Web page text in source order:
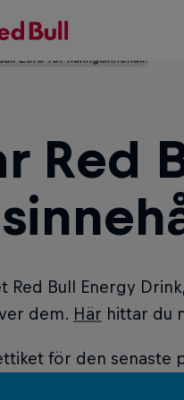
Zero för näringsinnehåll?
Red
Red Bull Energy
dem. Här hittar du
för den